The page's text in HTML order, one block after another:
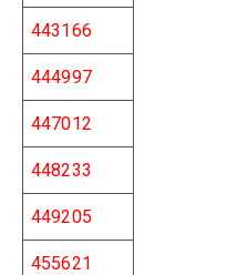
443166
444997
447012
448233
449205
455621